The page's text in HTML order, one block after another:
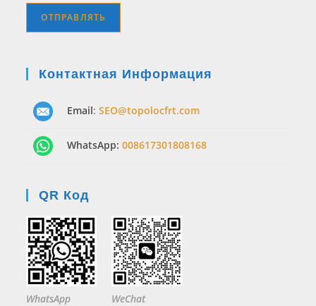
Контактная Информация
Email:SEO@topolocfrt.com
WhatsApp:008617301808168
QR Код
WhatsApp WeChat